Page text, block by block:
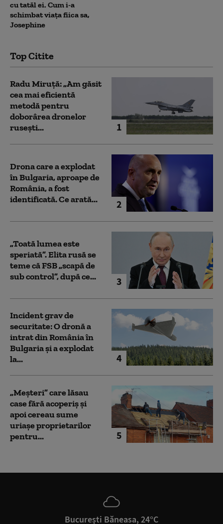
cu tatăl ei. Cum i-a
schimbat viața fiica sa,
Josephine
Top Citite
1
Radu Miruță: „Am găsit
cea mai eficientă
metodă pentru
doborârea dronelor
rusești...
2
Drona care a explodat
în Bulgaria, aproape de
România, a fost
identificată. Ce arată...
3
„Toată lumea este
speriată”. Elita rusă se
teme că FSB „scapă de
sub control”, după ce...
4
Incident grav de
securitate: O dronă a
intrat din România în
Bulgaria şi a explodat
la...
5
„Meșteri” care lăsau
case fără acoperiș și
apoi cereau sume
uriașe proprietarilor
pentru...
București Băneasa, 24°C